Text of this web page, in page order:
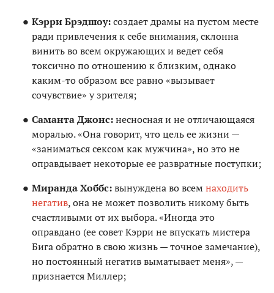
Кэрри Брэдшоу:создает драмы на пустом месте
ради привлечения к себе внимания, склонна
винить во всем окружающих и ведет себя
токсично по отношению к близким, однако
каким-то образом все равно «вызывает
сочувствие» у зрителя;
Саманта Джонс:несносная и не отличающаяся
моралью. «Она говорит, что цель ее жизни —
«заниматься сексом как мужчина», но это не
оправдывает некоторые ее развратные поступки;
Миранда Хоббс:вынуждена во всемнаходить
негатив, она не может позволить никому быть
счастливыми от их выбора. «Иногда это
оправдано (ее совет Кэрри не впускать мистера
Бига обратно в свою жизнь — точное замечание),
но постоянный негатив выматывает меня», —
признается Миллер;